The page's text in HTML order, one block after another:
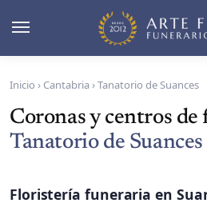
Inicio › Cantabria›Tanatorio de Suances
Coronas y centros de
Tanatorio de Suances
Floristería funeraria en